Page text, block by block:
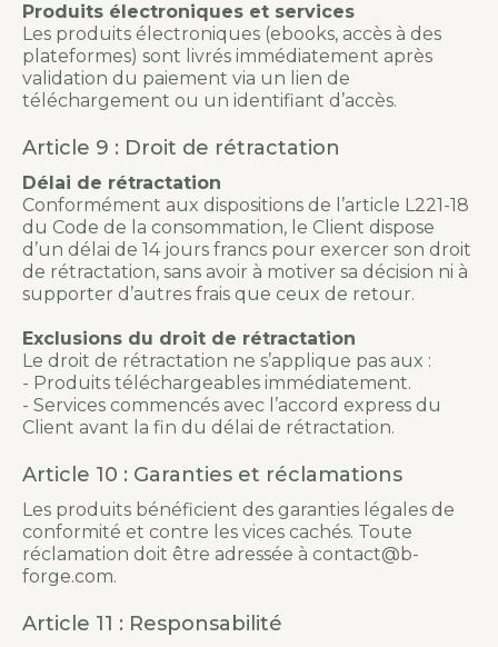
Produits électroniques et services
Les produits électroniques (ebooks, accès à des
plateformes) sont livrés immédiatement après
validation du paiement via un lien de
téléchargement ou un identifiant d’accès.
Article 9 : Droit de rétractation
Délai de rétractation
Conformément aux dispositions de l’article L221-18
du Code de la consommation, le Client dispose
d’un délai de 14 jours francs pour exercer son droit
de rétractation, sans avoir à motiver sa décision ni à
supporter d’autres frais que ceux de retour.
Exclusions du droit de rétractation
Le droit de rétractation ne s’applique pas aux :
- Produits téléchargeables immédiatement.
- Services commencés avec l’accord express du
Client avant la fin du délai de rétractation.
Article 10 : Garanties et réclamations
Les produits bénéficient des garanties légales de
conformité et contre les vices cachés. Toute
réclamation doit être adressée à contact@b-
forge.com.
Article 11 : Responsabilité